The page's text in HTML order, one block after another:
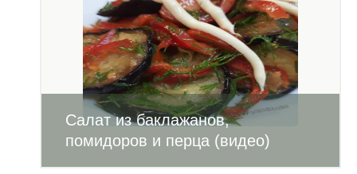
Салат из баклажанов,
помидоров и перца (видео)